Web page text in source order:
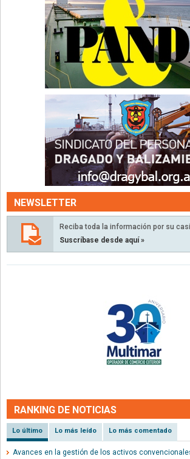
NEWSLETTER
Reciba toda la información por su
Suscríbase desde aquí »
RANKING DE NOTICIAS
Lo último Lo más leído Lo más comentado
Avances en la gestión de los activos